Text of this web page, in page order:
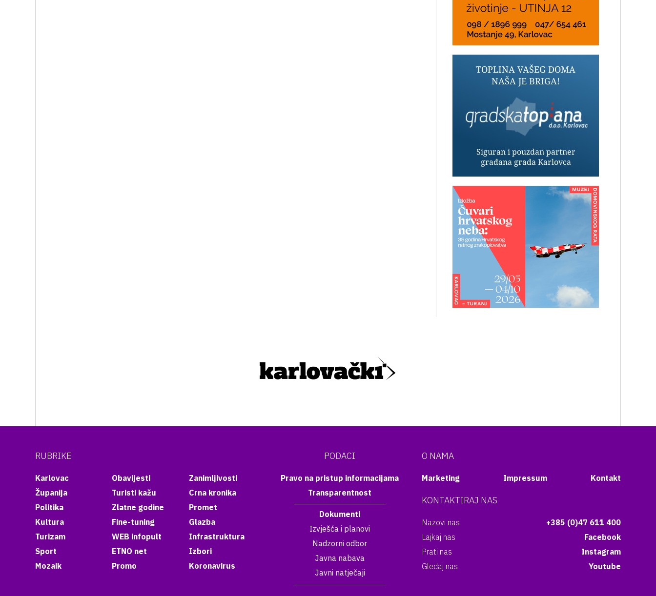
RUBRIKE
Karlovac
Županija
Politika
Kultura
Turizam
Sport
Mozaik
Obavijesti
Turisti kažu
Zlatne godine
Fine-tuning
WEB infopult
ETNO net
Promo
Zanimljivosti
Crna kronika
Promet
Glazba
Infrastruktura
Izbori
Koronavirus
PODACI
Pravo na pristup informacijama
Transparentnost
Dokumenti
Izvješća i planovi
Nadzorni odbor
Javna nabava
Javni natječaji
O NAMA
Marketing Impressum Kontakt
KONTAKTIRAJ NAS
Nazovi nas
+385 (0)47 611 400
Lajkaj nas
Facebook
Prati nas
Instagram
Gledaj nas
Youtube